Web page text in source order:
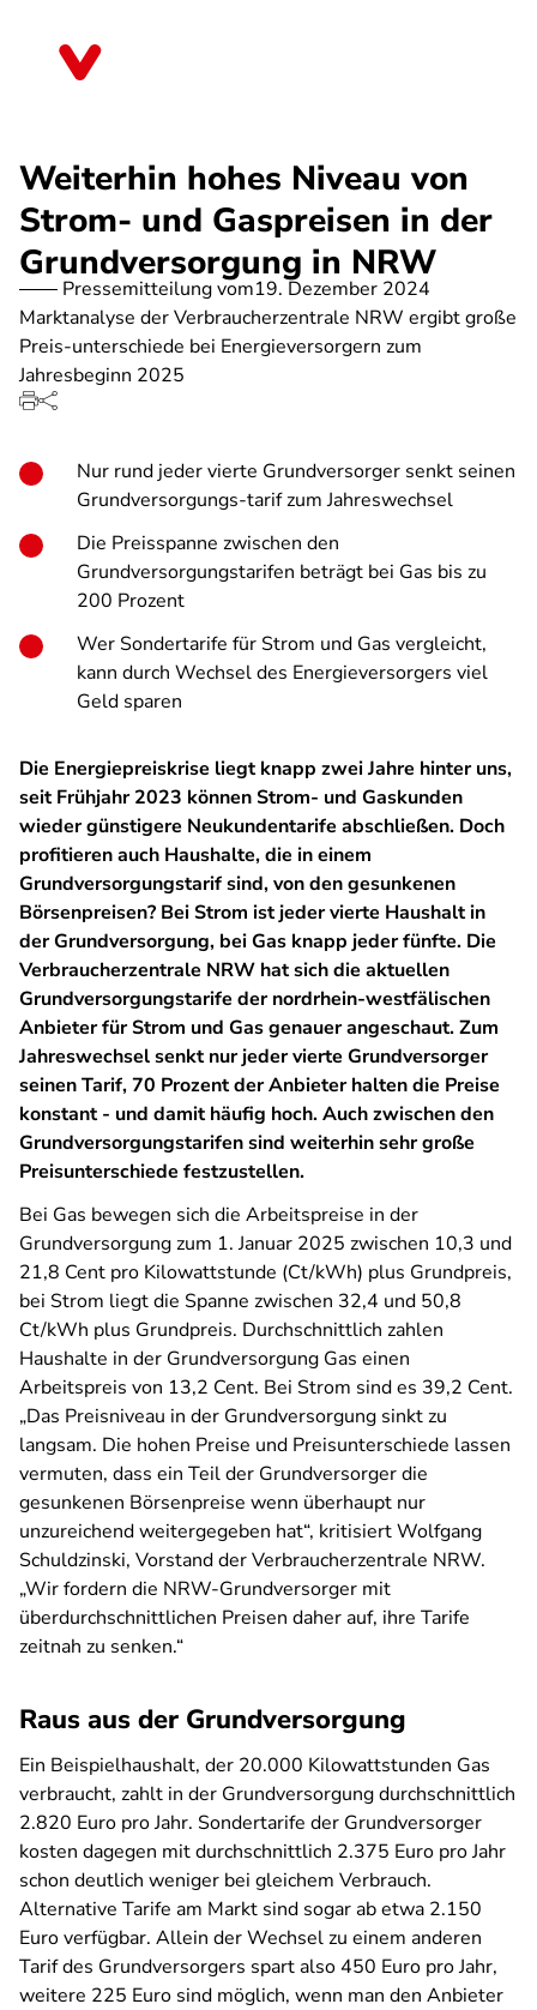
Weiterhin hohes Niveau von
Strom- und Gaspreisen in der
Grundversorgung in NRW
Pressemitteilung vom19. Dezember 2024
Marktanalyse der Verbraucherzentrale NRW ergibt große
Preis-unterschiede bei Energieversorgern zum
Jahresbeginn 2025
Nur rund jeder vierte Grundversorger senkt seinen
Grundversorgungs-tarif zum Jahreswechsel
Die Preisspanne zwischen den
Grundversorgungstarifen beträgt bei Gas bis zu
200 Prozent
Wer Sondertarife für Strom und Gas vergleicht,
kann durch Wechsel des Energieversorgers viel
Geld sparen
Die Energiepreiskrise liegt knapp zwei Jahre hinter uns,
seit Frühjahr 2023 können Strom- und Gaskunden
wieder günstigere Neukundentarife abschließen. Doch
profitieren auch Haushalte, die in einem
Grundversorgungstarif sind, von den gesunkenen
Börsenpreisen? Bei Strom ist jeder vierte Haushalt in
der Grundversorgung, bei Gas knapp jeder fünfte. Die
Verbraucherzentrale NRW hat sich die aktuellen
Grundversorgungstarife der nordrhein-westfälischen
Anbieter für Strom und Gas genauer angeschaut. Zum
Jahreswechsel senkt nur jeder vierte Grundversorger
seinen Tarif, 70 Prozent der Anbieter halten die Preise
konstant - und damit häufig hoch. Auch zwischen den
Grundversorgungstarifen sind weiterhin sehr große
Preisunterschiede festzustellen.
Bei Gas bewegen sich die Arbeitspreise in der
Grundversorgung zum 1. Januar 2025 zwischen 10,3 und
21,8 Cent pro Kilowattstunde (Ct/kWh) plus Grundpreis,
bei Strom liegt die Spanne zwischen 32,4 und 50,8
Ct/kWh plus Grundpreis. Durchschnittlich zahlen
Haushalte in der Grundversorgung Gas einen
Arbeitspreis von 13,2 Cent. Bei Strom sind es 39,2 Cent.
„Das Preisniveau in der Grundversorgung sinkt zu
langsam. Die hohen Preise und Preisunterschiede lassen
vermuten, dass ein Teil der Grundversorger die
gesunkenen Börsenpreise wenn überhaupt nur
unzureichend weitergegeben hat“, kritisiert Wolfgang
Schuldzinski, Vorstand der Verbraucherzentrale NRW.
„Wir fordern die NRW-Grundversorger mit
überdurchschnittlichen Preisen daher auf, ihre Tarife
zeitnah zu senken.“
Raus aus der Grundversorgung
Ein Beispielhaushalt, der 20.000 Kilowattstunden Gas
verbraucht, zahlt in der Grundversorgung durchschnittlich
2.820 Euro pro Jahr. Sondertarife der Grundversorger
kosten dagegen mit durchschnittlich 2.375 Euro pro Jahr
schon deutlich weniger bei gleichem Verbrauch.
Alternative Tarife am Markt sind sogar ab etwa 2.150
Euro verfügbar. Allein der Wechsel zu einem anderen
Tarif des Grundversorgers spart also 450 Euro pro Jahr,
weitere 225 Euro sind möglich, wenn man den Anbieter